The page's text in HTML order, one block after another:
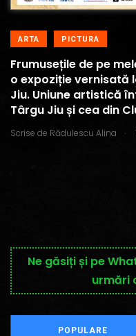
ARTA PICTURA
Frumusețile de pe
o expoziție vernisată
Jiu. Uniune artistică
Târgu Jiu și cea din
Scrise de Rădulescu Alina .
Ne găsiți și pe
urmări
POPULARE